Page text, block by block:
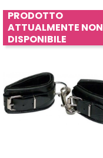
PRODOTTO
ATTUALMENTE NON
DISPONIBILE